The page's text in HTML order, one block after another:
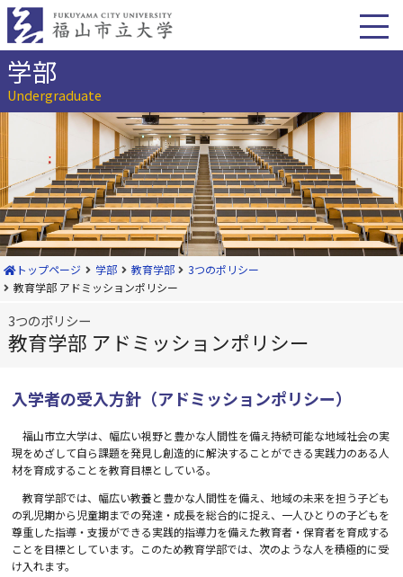
本
へ
動学部
Undergraduate
トップページ 学部 教育学部
3つのポリシー
教育学部 アドミッションポリシー
3つのポリシー
教育学部 アドミッションポリシー
入学者の受入方針（アドミッションポリシー）
福山市立大学は、幅広い視野と豊かな人間性を備え持続可能な地域社会の実
現をめざして自ら課題を発見し創造的に解決することができる実践力のある人
材を育成することを教育目標としている。
教育学部では、幅広い教養と豊かな人間性を備え、地域の未来を担う子ども
の乳児期から児童期までの発達・成長を総合的に捉え、一人ひとりの子どもを
尊重した指導・支援ができる実践的指導力を備えた教育者・保育者を育成する
ことを目標としています。このため教育学部では、次のような人を積極的に受
け入れます。